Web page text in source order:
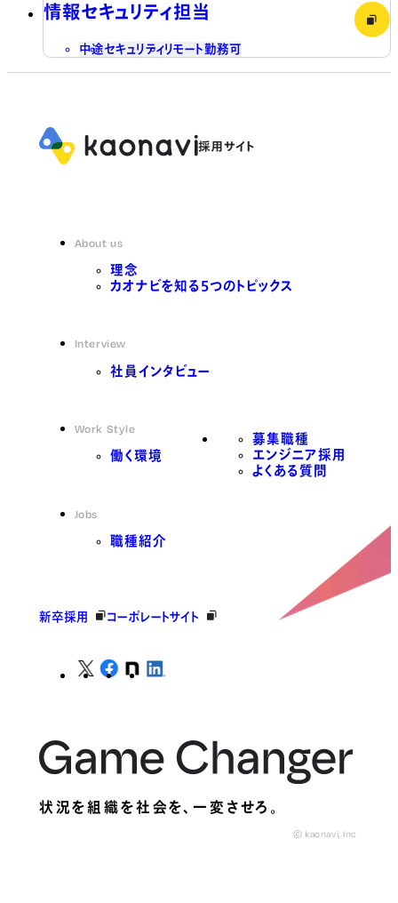
情報セキュリティ担当
中途セキュリティリモート勤務可
About us
理念
カオナビを知る5つのトピックス
Interview
社員インタビュー
Work Style
働く環境
Jobs
職種紹介
募集職種
エンジニア採用
よくある質問
新卒採用 コーポレートサイト
状況を組織を社会を、一変させろ。
© kaonavi, Inc